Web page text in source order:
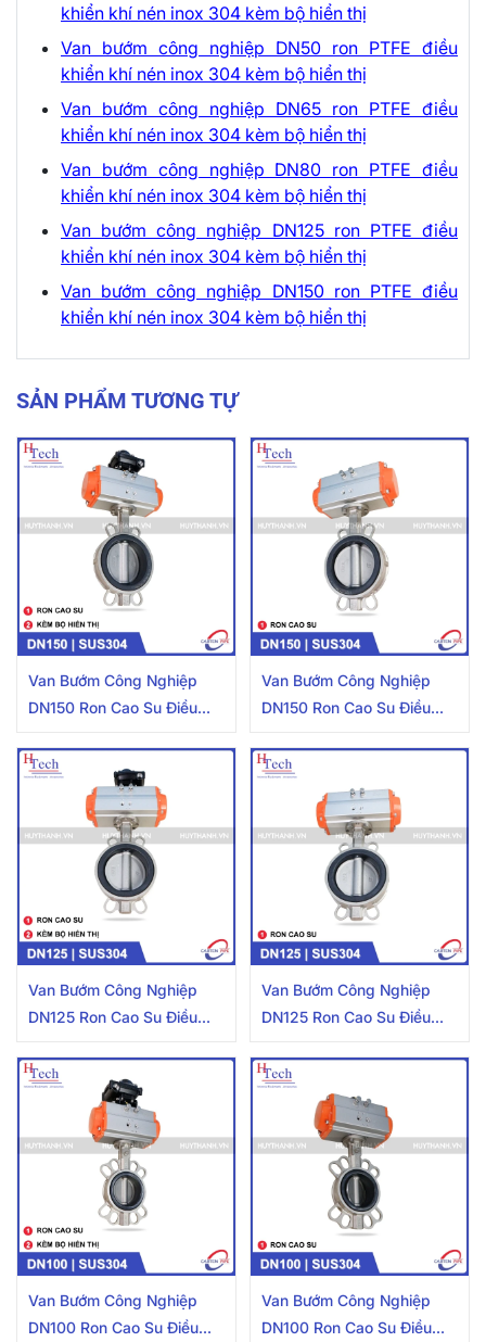
khiển khí nén inox 304 kèm bộ hiển thị
Van bướm công nghiệp DN50 ron PTFE điều
khiển khí nén inox 304 kèm bộ hiển thị
Van bướm công nghiệp DN65 ron PTFE điều
khiển khí nén inox 304 kèm bộ hiển thị
Van bướm công nghiệp DN80 ron PTFE điều
khiển khí nén inox 304 kèm bộ hiển thị
Van bướm công nghiệp DN125 ron PTFE điều
khiển khí nén inox 304 kèm bộ hiển thị
Van bướm công nghiệp DN150 ron PTFE điều
khiển khí nén inox 304 kèm bộ hiển thị
SẢN PHẨM TƯƠNG TỰ
Van Bướm Công Nghiệp
DN150 Ron Cao Su Điều
Kèm Bộ Hiển Thị
Van Bướm Công Nghiệp
DN150 Ron Cao Su Điều
Van Bướm Công Nghiệp
DN125 Ron Cao Su Điều
Kèm Bộ Hiển Thị
Van Bướm Công Nghiệp
DN125 Ron Cao Su Điều
Van Bướm Công Nghiệp
DN100 Ron Cao Su Điều
Van Bướm Công Nghiệp
DN100 Ron Cao Su Điều